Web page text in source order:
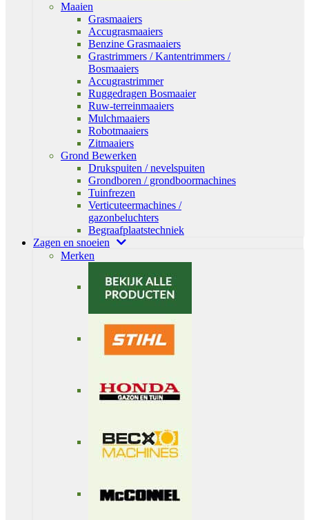
Maaien
Grasmaaiers
Accugrasmaaiers
Benzine Grasmaaiers
Grastrimmers / Kantentrimmers /
Bosmaaiers
Accugrastrimmer
Ruggedragen Bosmaaier
Ruw-terreinmaaiers
Mulchmaaiers
Robotmaaiers
Zitmaaiers
Grond Bewerken
Drukspuiten / nevelspuiten
Grondboren / grondboormachines
Tuinfrezen
Verticuteermachines /
gazonbeluchters
Begraafplaatstechniek
Zagen en snoeien
Merken